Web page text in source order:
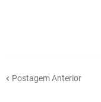
Postagem Anterior